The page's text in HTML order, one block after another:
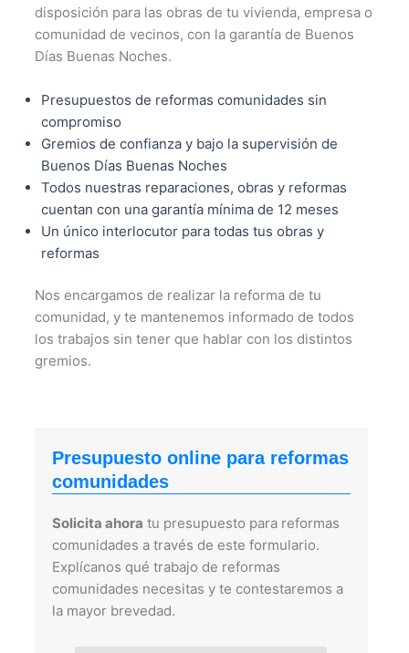
disposición para las obras de tu vivienda, empresa o
comunidad de vecinos, con la garantía de Buenos
Días Buenas Noches.
Presupuestos de reformas comunidades sin
compromiso
Gremios de confianza y bajo la supervisión de
Buenos Días Buenas Noches
Todos nuestras reparaciones, obras y reformas
cuentan con una garantía mínima de 12 meses
Un único interlocutor para todas tus obras y
reformas
Nos encargamos de realizar la reforma de tu
comunidad, y te mantenemos informado de todos
los trabajos sin tener que hablar con los distintos
gremios.
Presupuesto online para reformas
comunidades
Solicita ahora tu presupuesto para reformas
comunidades a través de este formulario.
Explícanos qué trabajo de reformas
comunidades necesitas y te contestaremos a
la mayor brevedad.